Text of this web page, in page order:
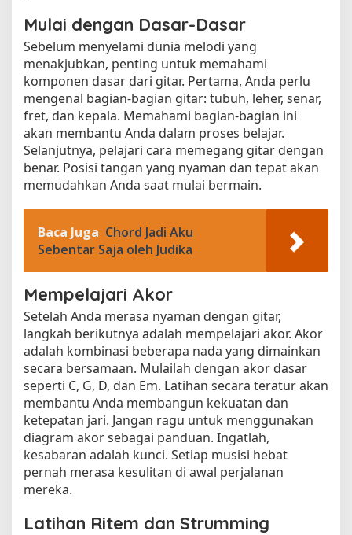
Mulai dengan Dasar-Dasar
Sebelum menyelami dunia melodi yang
menakjubkan, penting untuk memahami
komponen dasar dari gitar. Pertama, Anda perlu
mengenal bagian-bagian gitar: tubuh, leher, senar,
fret, dan kepala. Memahami bagian-bagian ini
akan membantu Anda dalam proses belajar.
Selanjutnya, pelajari cara memegang gitar dengan
benar. Posisi tangan yang nyaman dan tepat akan
memudahkan Anda saat mulai bermain.
Baca Juga Chord Jadi Aku
Sebentar Saja oleh Judika
Mempelajari Akor
Setelah Anda merasa nyaman dengan gitar,
langkah berikutnya adalah mempelajari akor. Akor
adalah kombinasi beberapa nada yang dimainkan
secara bersamaan. Mulailah dengan akor dasar
seperti C, G, D, dan Em. Latihan secara teratur akan
membantu Anda membangun kekuatan dan
ketepatan jari. Jangan ragu untuk menggunakan
diagram akor sebagai panduan. Ingatlah,
kesabaran adalah kunci. Setiap musisi hebat
pernah merasa kesulitan di awal perjalanan
mereka.
Latihan Ritem dan Strumming